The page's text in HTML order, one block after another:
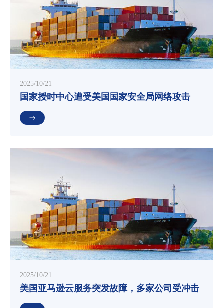
2025/10/21
国家授时中心遭受美国国家安全局网络攻击
2025/10/21
美国亚马逊云服务突发故障，多家公司受冲击